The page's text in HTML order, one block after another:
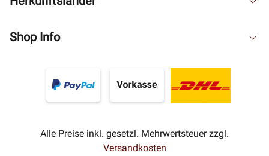
Shop Info
Alle Preise inkl. gesetzl. Mehrwertsteuer zzgl.
Versandkosten